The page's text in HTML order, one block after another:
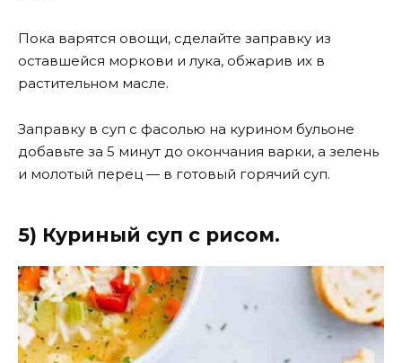
Пока варятся овощи, сделайте заправку из
оставшейся моркови и лука, обжарив их в
растительном масле.
Заправку в суп с фасолью на курином бульоне
добавьте за 5 минут до окончания варки, а зелень
и молотый перец — в готовый горячий суп.
5) Куриный суп с рисом.